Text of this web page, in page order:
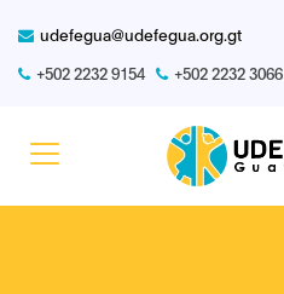
udefegua@udefegua.org.gt
+502 2232 9154
+502 2232 3066